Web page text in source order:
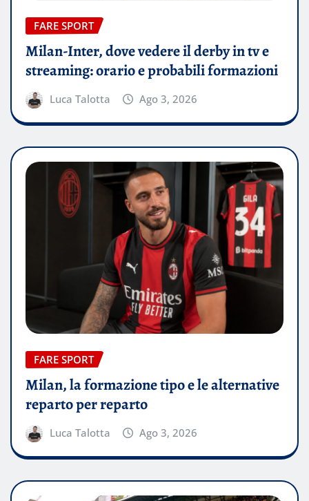
FARE SPORT
Milan-Inter, dove vedere il derby in tv e
streaming: orario e probabili formazioni
Luca Talotta Ago 3, 2026
FARE SPORT
Milan, la formazione tipo e le alternative
reparto per reparto
Luca Talotta Ago 3, 2026